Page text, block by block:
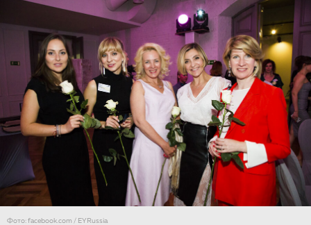
Фото: facebook.com / EYRussia